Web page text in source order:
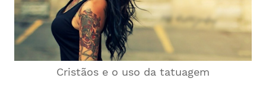
Cristãos e o uso da tatuagem